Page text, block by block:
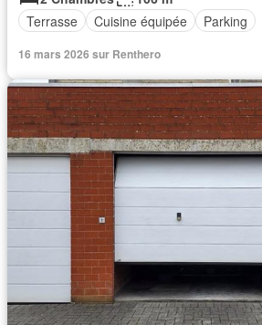
Terrasse
Cuisine équipée Parking
16 mars 2026 sur Renthero